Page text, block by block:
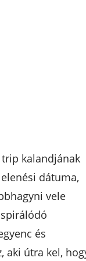
trip kalandjának
dátuma,
vele
és
aki útra kel,